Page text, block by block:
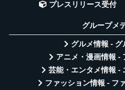
プレスリリース受付
グループメ
グルメ情報 - グ
アニメ・漫画情報 -
芸能・エンタメ情報 -
ファッション情報 - フ